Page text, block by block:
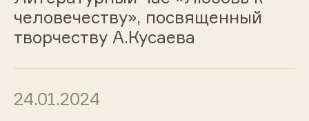
человечеству», посвященный
творчеству А.Кусаева
24.01.2024